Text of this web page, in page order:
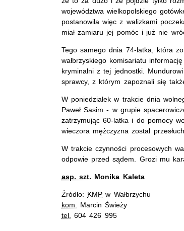
województwa wielkopolskiego
postanowiła więc z walizkami
miał zamiaru jej pomóc i już nie
Tego samego dnia 74-latka, która
wałbrzyskiego komisariatu
kryminalni z tej jednostki.
sprawcy, z którym zapoznali się
W poniedziałek w trakcie dnia
Paweł Sasim - w grupie
zatrzymując 60-latka i do pomocy
wieczora mężczyzna został
W trakcie czynności procesowych
odpowie przed sądem. Grozi mu
asp. szt. Monika Kaleta
Źródło: KMP w Wałbrzychu
kom.
Marcin Świeży
tel.
604 426 995